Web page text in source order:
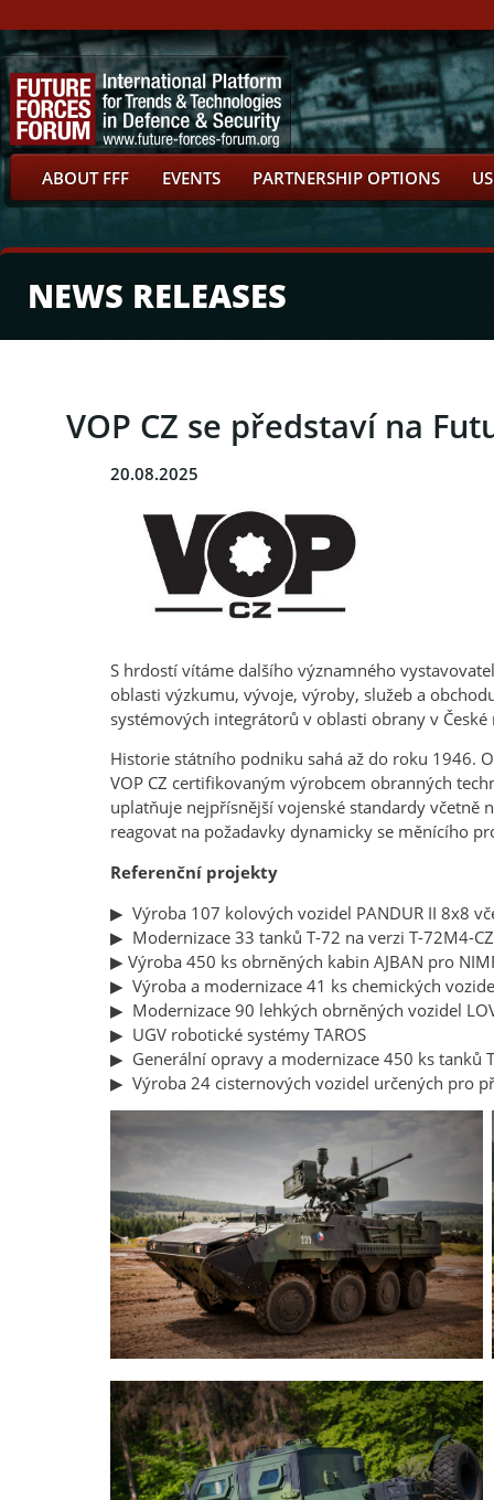
ABOUT FFF EVENTS PARTNERSHIP OPTIONS
NEWS RELEASES
VOP CZ se představí na
20.08.2025
S hrdostí vítáme dalšího významného
oblasti výzkumu, vývoje, výroby, služeb a
systémových integrátorů v oblasti obrany v
Historie státního podniku sahá až do roku 1946.
VOP CZ certifikovaným výrobcem obranných
uplatňuje nejpřísnější vojenské standardy včetně
reagovat na požadavky dynamicky se měnícího
Referenční projekty
▶ Výroba 107 kolových vozidel PANDUR II 8x8
▶ Modernizace 33 tanků T-72 na verzi T-72M4-
▶ Výroba 450 ks obrněných kabin AJBAN pro
▶ Výroba a modernizace 41 ks chemických
▶ Modernizace 90 lehkých obrněných vozidel
▶ UGV robotické systémy TAROS
▶ Generální opravy a modernizace 450 ks tanků
▶ Výroba 24 cisternových vozidel určených pro